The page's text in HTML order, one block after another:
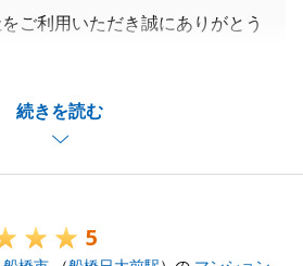
続きを読む
ご利用いただき誠にありがとう
とを大変嬉しく思います。
幸をお祈りしております。
げます。
5